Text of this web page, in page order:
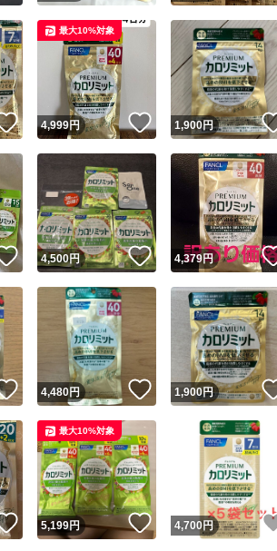
ユーザーの
いいね！
4,999円 いいね！
最大10%対象
1,900円
いいね！
4,500円 いいね！
4,379円
いいね！
4,480円 いいね！
1,900円
いいね！
5,199円 いいね！
最大10%対象
4,700円